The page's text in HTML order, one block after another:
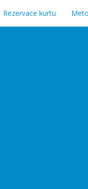
Rezervace kurtu